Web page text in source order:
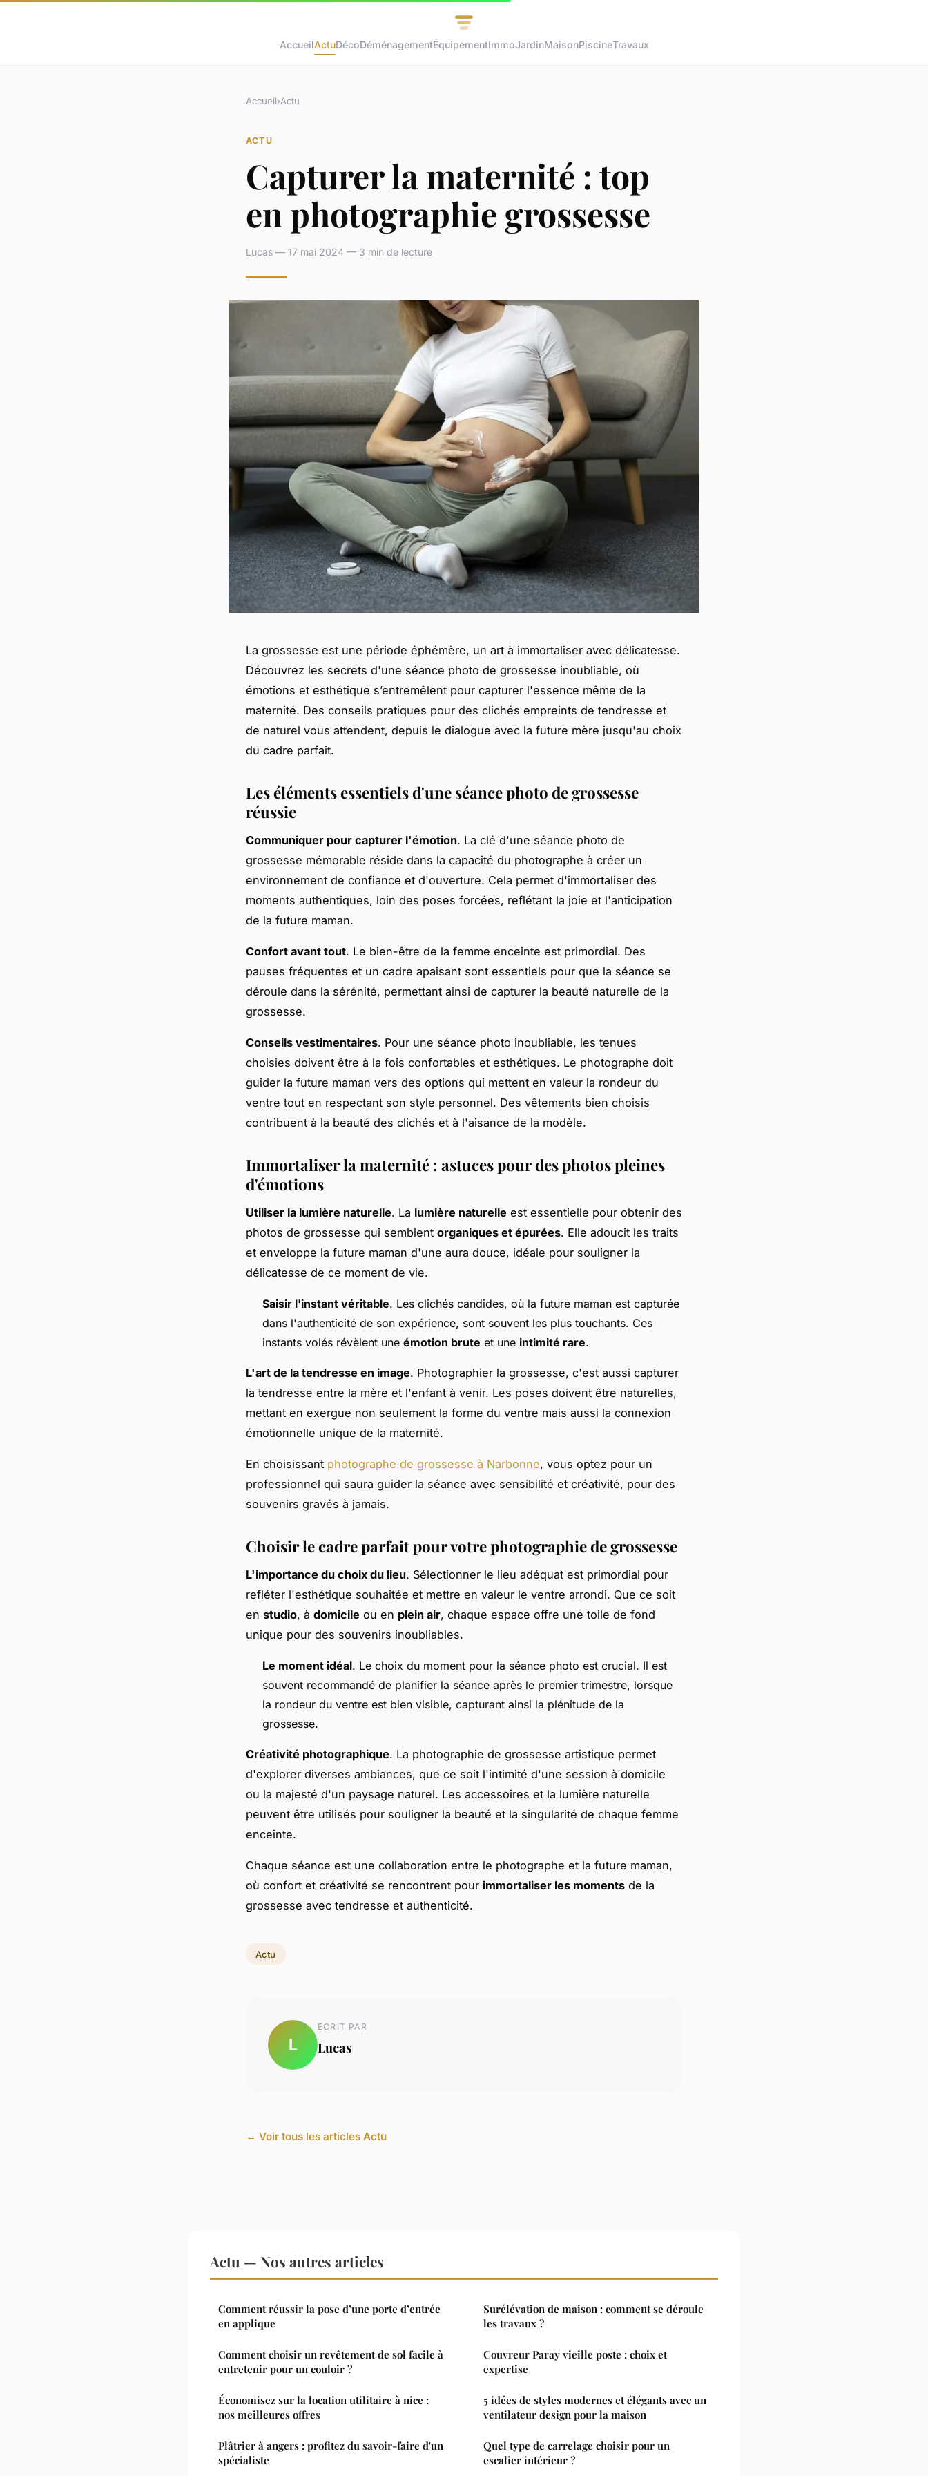
AccueilActuDécoDéménagementÉquipementImmoJardinMaisonPiscineTravaux
Accueil›Actu
ACTU
Capturer la maternité : top
en photographie grossesse
Lucas — 17 mai 2024 — 3 min de lecture
La grossesse est une période éphémère, un art à immortaliser avec délicatesse.
Découvrez les secrets d'une séance photo de grossesse inoubliable, où
émotions et esthétique s’entremêlent pour capturer l'essence même de la
maternité. Des conseils pratiques pour des clichés empreints de tendresse et
de naturel vous attendent, depuis le dialogue avec la future mère jusqu'au choix
du cadre parfait.
Les éléments essentiels d'une séance photo de grossesse
réussie
Communiquer pour capturer l'émotion. La clé d'une séance photo de
grossesse mémorable réside dans la capacité du photographe à créer un
environnement de confiance et d'ouverture. Cela permet d'immortaliser des
moments authentiques, loin des poses forcées, reflétant la joie et l'anticipation
de la future maman.
Confort avant tout. Le bien-être de la femme enceinte est primordial. Des
pauses fréquentes et un cadre apaisant sont essentiels pour que la séance se
déroule dans la sérénité, permettant ainsi de capturer la beauté naturelle de la
grossesse.
Conseils vestimentaires. Pour une séance photo inoubliable, les tenues
choisies doivent être à la fois confortables et esthétiques. Le photographe doit
guider la future maman vers des options qui mettent en valeur la rondeur du
ventre tout en respectant son style personnel. Des vêtements bien choisis
contribuent à la beauté des clichés et à l'aisance de la modèle.
Immortaliser la maternité : astuces pour des photos pleines
d'émotions
Utiliser la lumière naturelle. La lumière naturelle est essentielle pour obtenir des
photos de grossesse qui semblent organiques et épurées. Elle adoucit les traits
et enveloppe la future maman d'une aura douce, idéale pour souligner la
délicatesse de ce moment de vie.
Saisir l'instant véritable. Les clichés candides, où la future maman est capturée
dans l'authenticité de son expérience, sont souvent les plus touchants. Ces
instants volés révèlent une émotion brute et une intimité rare.
L'art de la tendresse en image. Photographier la grossesse, c'est aussi capturer
la tendresse entre la mère et l'enfant à venir. Les poses doivent être naturelles,
mettant en exergue non seulement la forme du ventre mais aussi la connexion
émotionnelle unique de la maternité.
En choisissant photographe de grossesse à Narbonne, vous optez pour un
professionnel qui saura guider la séance avec sensibilité et créativité, pour des
souvenirs gravés à jamais.
Choisir le cadre parfait pour votre photographie de grossesse
L'importance du choix du lieu. Sélectionner le lieu adéquat est primordial pour
refléter l'esthétique souhaitée et mettre en valeur le ventre arrondi. Que ce soit
en studio, à domicile ou en plein air, chaque espace offre une toile de fond
unique pour des souvenirs inoubliables.
Le moment idéal. Le choix du moment pour la séance photo est crucial. Il est
souvent recommandé de planifier la séance après le premier trimestre, lorsque
la rondeur du ventre est bien visible, capturant ainsi la plénitude de la
grossesse.
Créativité photographique. La photographie de grossesse artistique permet
d'explorer diverses ambiances, que ce soit l'intimité d'une session à domicile
ou la majesté d'un paysage naturel. Les accessoires et la lumière naturelle
peuvent être utilisés pour souligner la beauté et la singularité de chaque femme
enceinte.
Chaque séance est une collaboration entre le photographe et la future maman,
où confort et créativité se rencontrent pour immortaliser les moments de la
grossesse avec tendresse et authenticité.
Actu
L
ECRIT PAR
Lucas
← Voir tous les articles Actu
Actu — Nos autres articles
Comment réussir la pose d’une porte d’entrée
en applique
Comment choisir un revêtement de sol facile à
entretenir pour un couloir ?
Économisez sur la location utilitaire à nice :
nos meilleures offres
Plâtrier à angers : profitez du savoir-faire d'un
spécialiste
Surélévation de maison : comment se déroule
les travaux ?
Couvreur Paray vieille poste : choix et
expertise
5 idées de styles modernes et élégants avec un
ventilateur design pour la maison
Quel type de carrelage choisir pour un
escalier intérieur ?